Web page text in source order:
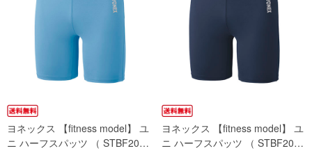
ヨネックス 【fitness model】 ユ
ニ ハーフスパッツ （ STBF20…
ヨネックス 【fitness model】 ユ
ニ ハーフスパッツ （ STBF20…